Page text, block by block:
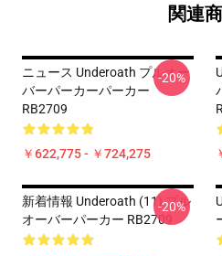
関連
ニュース Underoath プルオー
バーパーカーパーカー
RB2709
￥622,775 - ￥724,275
-20%
新着情報 Underoath (11) プル
オーバーパーカー RB2709
-20%